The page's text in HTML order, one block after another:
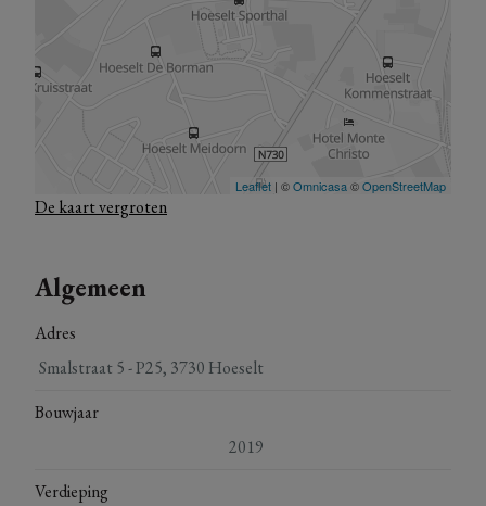
De kaart vergroten
Algemeen
Adres
Smalstraat 5 - P25, 3730 Hoeselt
Bouwjaar
2019
Verdieping